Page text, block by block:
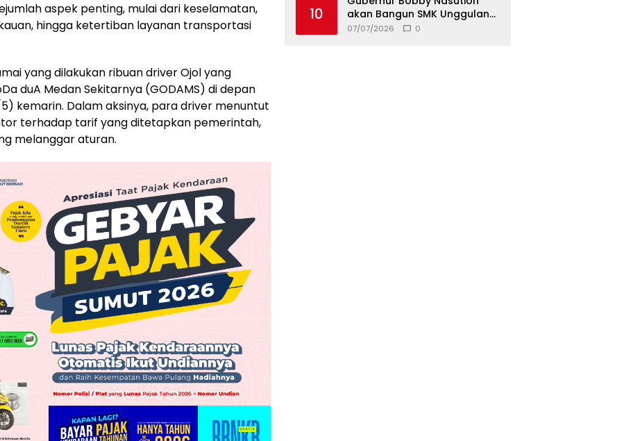
aspek penting, mulai dari keselamatan,
hingga ketertiban layanan transportasi
yang dilakukan ribuan driver Ojol yang
duA Medan Sekitarnya (GODAMS) di depan
kemarin. Dalam aksinya, para driver menuntut
terhadap tarif yang ditetapkan pemerintah,
melanggar aturan.
10
akan Bangun SMK Unggulan
Pariwisata Berkonsep
07/07/2026 0